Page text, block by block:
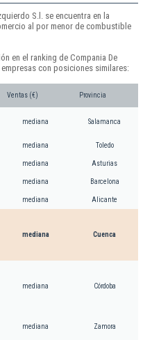
S.l. se encuentra en la
al por menor de combustible
en el ranking de Compania De
con posiciones similares:
Ventas (€) Provincia
mediana Salamanca
mediana Toledo
mediana Asturias
mediana Barcelona
mediana Alicante
mediana Cuenca
mediana Córdoba
mediana Zamora